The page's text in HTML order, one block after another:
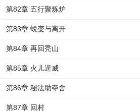
第82章 五行聚炼炉
第83章 蜕变与离开
第84章 再回秃山
第85章 火儿逞威
第86章 秘法助夺舍
第87章 回村